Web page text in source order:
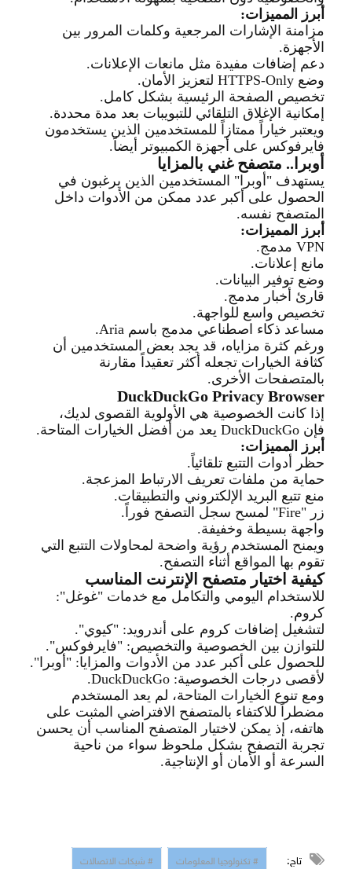
أبرز المميزات:
مزامنة الإشارات المرجعية وكلمات المرور بين
الأجهزة.
دعم إضافات مفيدة مثل مانعات الإعلانات.
وضع
لتعزيز الأمان.
تخصيص الصفحة الرئيسية بشكل كامل.
إمكانية الإغلاق التلقائي للتبويبات بعد مدة محددة.
ويعتبر خياراً ممتازاً للمستخدمين الذين يستخدمون
فايرفوكس على أجهزة الكمبيوتر أيضاً.
أوبرا.. متصفح غني بالمزايا
يستهدف "أوبرا" المستخدمين الذين يرغبون في
الحصول على أكبر عدد ممكن من الأدوات داخل
المتصفح نفسه.
أبرز المميزات:
VPN مدمج.
مانع إعلانات.
وضع توفير البيانات.
قارئ أخبار مدمج.
تخصيص واسع للواجهة.
مساعد ذكاء اصطناعي مدمج باسم
ورغم كثرة مزاياه، قد يجد بعض المستخدمين أن
كثافة الخيارات تجعله أكثر تعقيداً مقارنة
بالمتصفحات الأخرى.
DuckDuckGo Privacy Browser
إذا كانت الخصوصية هي الأولوية القصوى لديك،
فإن
يعد من أفضل الخيارات المتاحة.
أبرز المميزات:
حظر أدوات التتبع تلقائياً.
حماية من ملفات تعريف الارتباط المزعجة.
منع تتبع البريد الإلكتروني والتطبيقات.
زر "Fire" لمسح سجل التصفح فوراً.
واجهة بسيطة وخفيفة.
ويمنح المستخدم رؤية واضحة لمحاولات التتبع التي
تقوم بها المواقع أثناء التصفح.
كيفية اختيار متصفح الإنترنت المناسب
للاستخدام اليومي والتكامل مع خدمات "غوغل":
كروم.
لتشغيل إضافات كروم على أندرويد: "كيوي".
للتوازن بين الخصوصية والتخصيص: "فايرفوكس".
للحصول على أكبر عدد من الأدوات والمزايا: "أوبرا".
لأقصى درجات الخصوصية: DuckDuckGo.
ومع تنوع الخيارات المتاحة، لم يعد المستخدم
مضطراً للاكتفاء بالمتصفح الافتراضي المثبت على
هاتفه، إذ يمكن لاختيار المتصفح المناسب أن يحسن
تجربة التصفح بشكل ملحوظ سواء من ناحية
السرعة أو الأمان أو الإنتاجية.
تاج: # تكنولوجيا المعلومات
# شبكات الاتصالات